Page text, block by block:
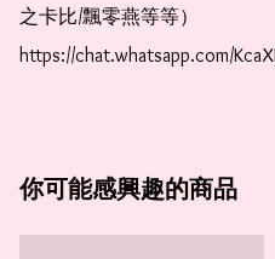
之卡比/飄零燕等等）
https://chat.whatsapp.com/
你可能感興趣的商品